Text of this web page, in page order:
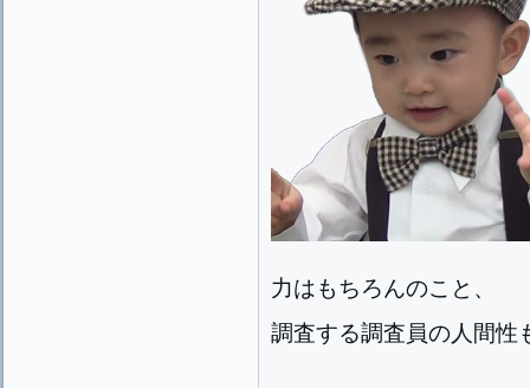
力はもちろんのこと、
調査する調査員の人間性